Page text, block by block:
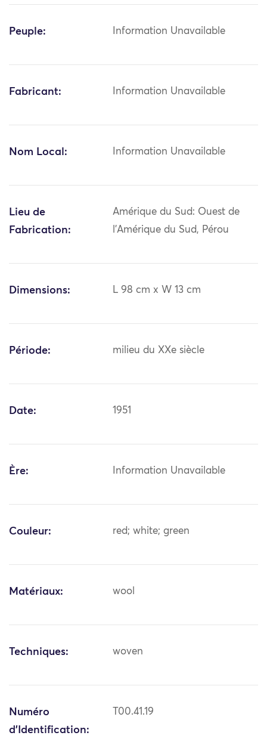
Peuple: Information Unavailable
Fabricant: Information Unavailable
Nom Local: Information Unavailable
Lieu de
Fabrication:
Amérique du Sud: Ouest de
l'Amérique du Sud, Pérou
Dimensions: L 98 cm x W 13 cm
Période: milieu du XXe siècle
Date: 1951
Ère: Information Unavailable
Couleur: red; white; green
Matériaux: wool
Techniques: woven
Numéro
d'Identification:
T00.41.19